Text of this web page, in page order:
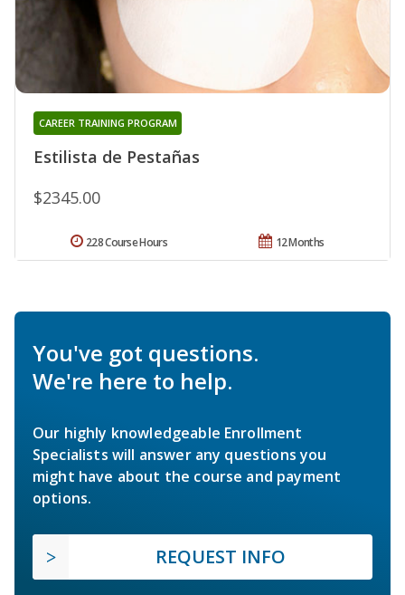
Estilista de Pestañas
CAREER TRAINING PROGRAM
$2345.00
12 Months
228 Course Hours
You've got questions.
We're here to help.
Our highly knowledgeable Enrollment
Specialists will answer any questions you
might have about the course and payment
options.
REQUEST INFO